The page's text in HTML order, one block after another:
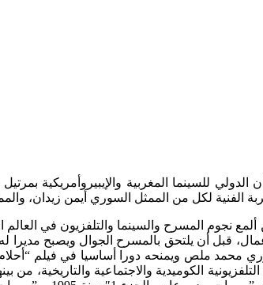
الفنية لكل من الممثل السوري أيمن زيدان،